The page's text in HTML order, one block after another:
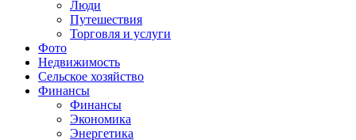
Люди
Путешествия
Торговля и услуги
Фото
Недвижимость
Сельское хозяйство
Финансы
Финансы
Экономика
Энергетика